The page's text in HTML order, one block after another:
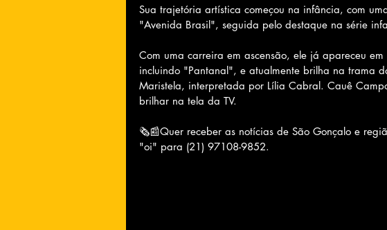
Sua trajetória artística começou na infância, com
"Avenida Brasil", seguida pelo destaque na série
Com uma carreira em ascensão, ele já apareceu
incluindo "Pantanal", e atualmente brilha na trama
Maristela, interpretada por Lília Cabral. Cauê
brilhar na tela da TV.
🗞📰Quer receber as notícias de São Gonçalo e
"oi" para (21) 97108-9852.